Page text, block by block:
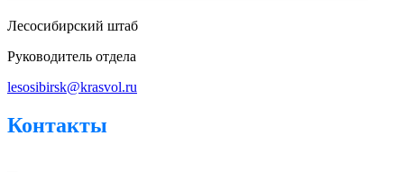
Лесосибирский штаб
Руководитель отдела
lesosibirsk@krasvol.ru
Контакты